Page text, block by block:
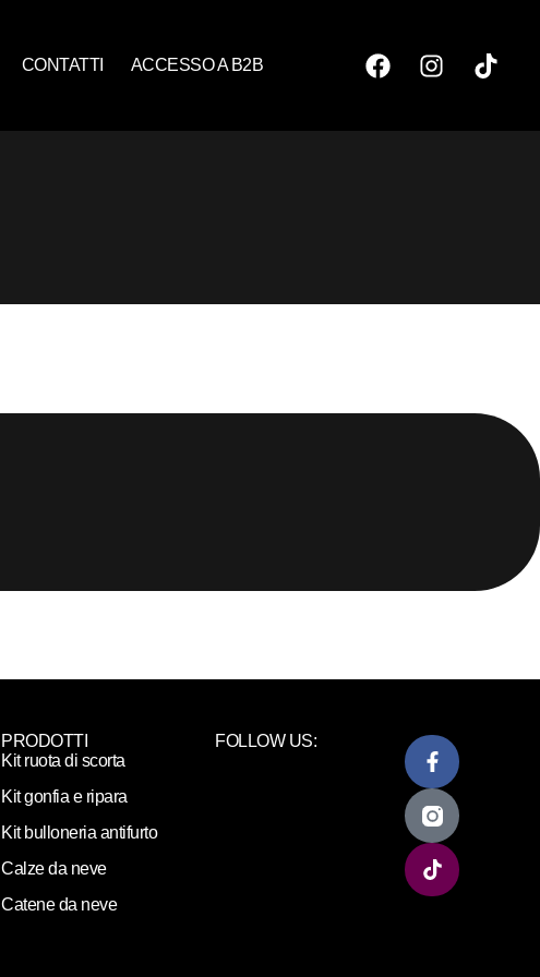
CONTATTI ACCESSO A B2B
PRODOTTI
Kit ruota di scorta
Kit gonfia e ripara
Kit bulloneria antifurto
Calze da neve
Catene da neve
FOLLOW US: